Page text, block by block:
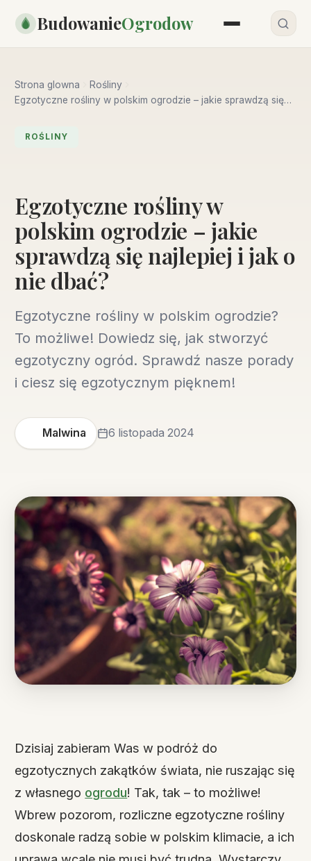
BudowanieOgrodow
Strona glowna
Rośliny
Egzotyczne rośliny w polskim ogrodzie – jakie sprawdzą się
ROŚLINY
Egzotyczne rośliny w
polskim ogrodzie – jakie
sprawdzą się najlepiej i jak o
nie dbać?
Egzotyczne rośliny w polskim ogrodzie?
To możliwe! Dowiedz się, jak stworzyć
egzotyczny ogród. Sprawdź nasze porady
i ciesz się egzotycznym pięknem!
Malwina 6 listopada 2024
Dzisiaj zabieram Was w podróż do
egzotycznych zakątków świata, nie ruszając się
z własnego ogrodu! Tak, tak – to możliwe!
Wbrew pozorom, rozliczne egzotyczne rośliny
doskonale radzą sobie w polskim klimacie, a ich